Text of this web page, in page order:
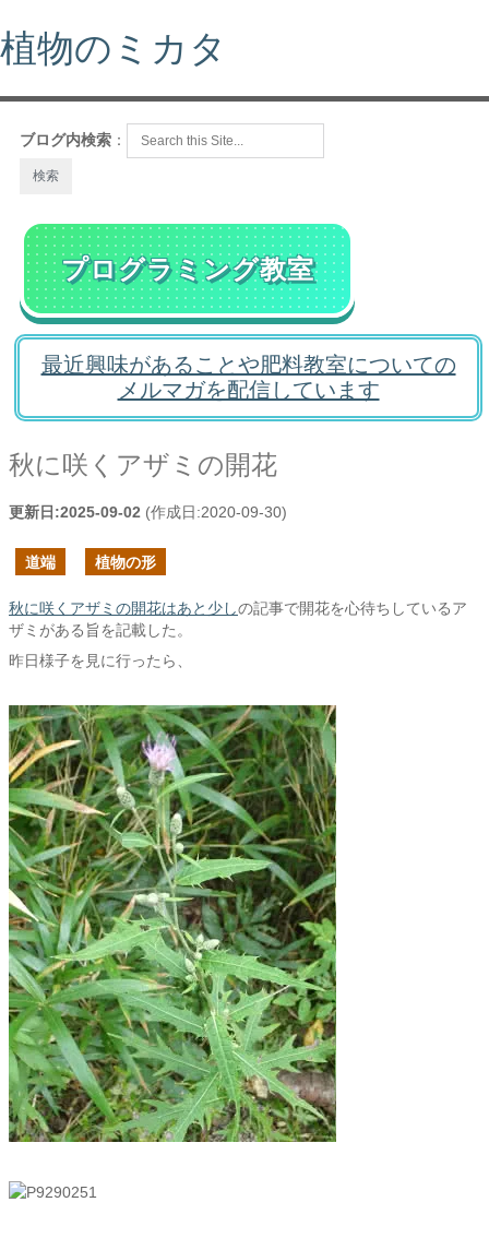
植物のミカタ
ブログ内検索 ：
プログラミング教室
最近興味があることや肥料教室についての
メルマガを配信しています
秋に咲くアザミの開花
更新日:2025-09-02 (作成日:2020-09-30)
道端 植物の形
秋に咲くアザミの開花はあと少しの記事で開花を心待ちしているア
ザミがある旨を記載した。
昨日様子を見に行ったら、